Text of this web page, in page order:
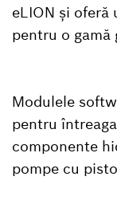
eLION și
pentru o gamă
Modulele
pentru
componente
pompe cu